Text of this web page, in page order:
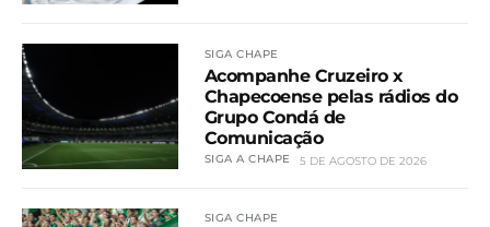
SIGA CHAPE
Acompanhe Cruzeiro x
Chapecoense pelas rádios do
Grupo Condá de
Comunicação
SIGA A CHAPE 5 DE AGOSTO DE 2026
SIGA CHAPE